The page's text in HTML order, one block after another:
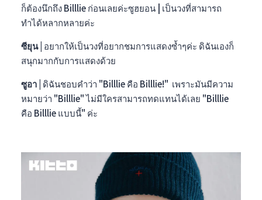
ก็ต้องนึกถึง Billlie ก่อนเลยค่ะซูฮยอน | เป็นวงที่สามารถ
ทำได้หลากหลายค่ะ
ซียุน | อยากให้เป็นวงที่อยากชมการแสดงซ้ำๆค่ะ ดิฉันเองก็
สนุกมากกับการแสดงด้วย
ซูอา | ดิฉันชอบคำว่า "Billlie คือ Billlie!" เพราะมันมีความ
หมายว่า "Billlie" ไม่มีใครสามารถทดแทนได้เลย "Billlie
คือ Billlie แบบนี้" ค่ะ